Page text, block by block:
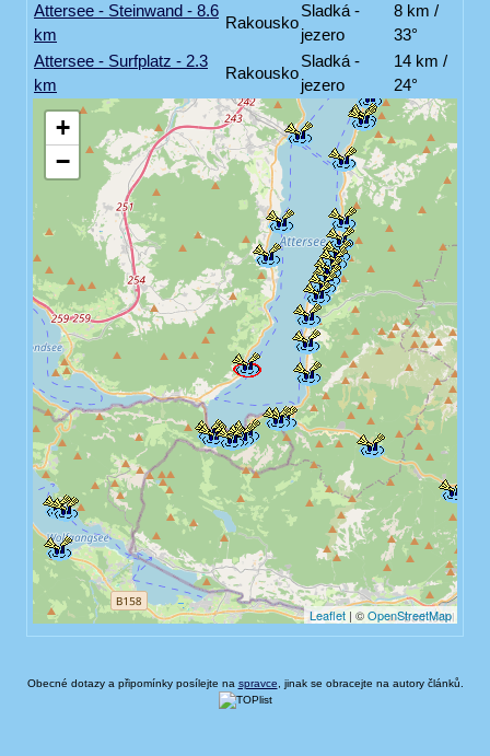
Attersee - Steinwand - 8.6
km
Rakousko
Sladká -
jezero
8 km /
33°
Attersee - Surfplatz - 2.3
km
Rakousko
Sladká -
jezero
14 km /
24°
Obecné dotazy a připomínky posílejte na spravce , jinak se obracejte na autory článků.